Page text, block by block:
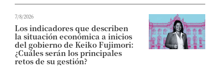
7/8/2026
Los indicadores que describen
la situación económica a inicios
del gobierno de Keiko Fujimori:
¿Cuáles serán los principales
retos de su gestión?